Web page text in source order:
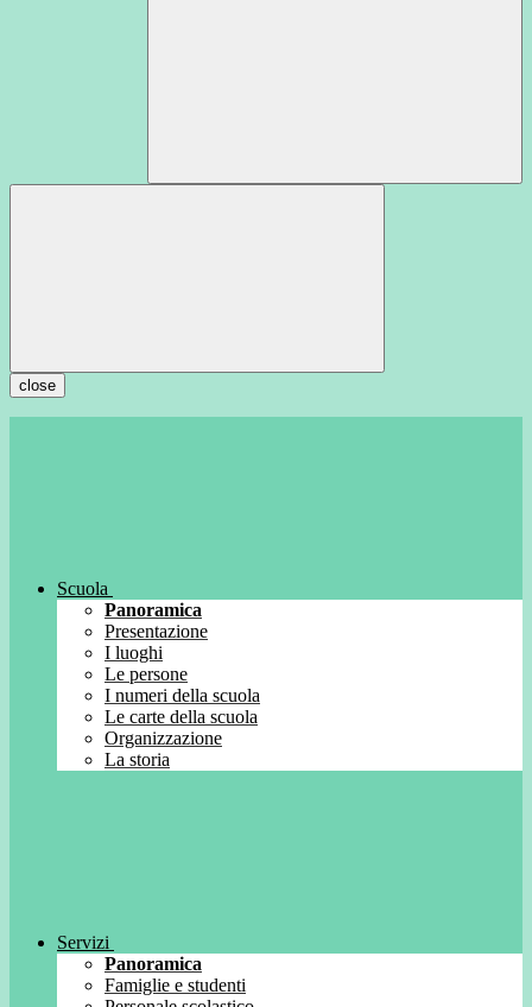
close
Scuola
Panoramica
Presentazione
I luoghi
Le persone
I numeri della scuola
Le carte della scuola
Organizzazione
La storia
Servizi
Panoramica
Famiglie e studenti